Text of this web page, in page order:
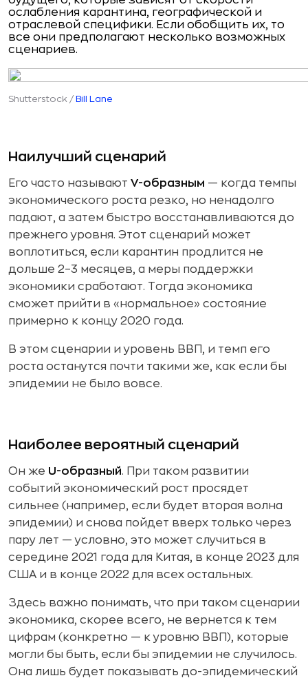
ослабления карантина, географической и
отраслевой специфики. Если обобщить их, то
все они предполагают несколько возможных
сценариев.
Shutterstock /Bill Lane
Наилучший сценарий
Его часто называют V-образным — когда темпы
экономического роста резко, но ненадолго
падают, а затем быстро восстанавливаются до
прежнего уровня. Этот сценарий может
воплотиться, если карантин продлится не
дольше 2–3 месяцев, а меры поддержки
экономики сработают. Тогда экономика
сможет прийти в «нормальное» состояние
примерно к концу 2020 года.
В этом сценарии и уровень ВВП, и темп его
роста останутся почти такими же, как если бы
эпидемии не было вовсе.
Наиболее вероятный сценарий
Он же U-образный. При таком развитии
событий экономический рост просядет
сильнее (например, если будет вторая волна
эпидемии) и снова пойдет вверх только через
пару лет — условно, это может случиться в
середине 2021 года для Китая, в конце 2023 для
США и в конце 2022 для всех остальных.
Здесь важно понимать, что при таком сценарии
экономика, скорее всего, не вернется к тем
цифрам (конкретно — к уровню ВВП), которые
могли бы быть, если бы эпидемии не случилось.
Она лишь будет показывать до-эпидемический